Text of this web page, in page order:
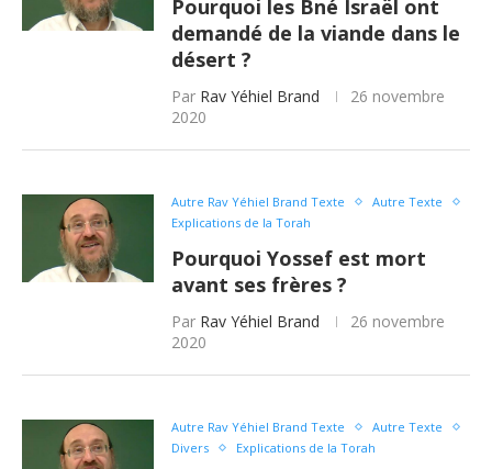
Pourquoi les Bné Israël ont
demandé de la viande dans le
désert ?
Par Rav Yéhiel Brand
26 novembre
2020
Autre Rav Yéhiel Brand Texte
Autre Texte
Explications de la Torah
Pourquoi Yossef est mort
avant ses frères ?
Par Rav Yéhiel Brand
26 novembre
2020
Autre Rav Yéhiel Brand Texte
Autre Texte
Divers
Explications de la Torah